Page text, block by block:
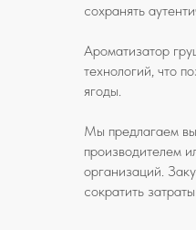
сохранять
Ароматизатор
технологий, что
ягоды.
Мы предлагаем
производителем
организаций.
сократить